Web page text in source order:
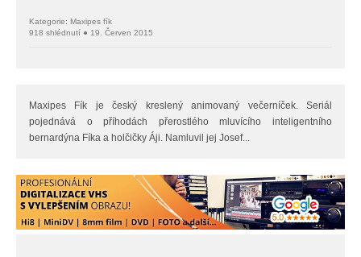
Kategorie: Maxipes fík
918 shlédnutí ● 19. Červen 2015
Maxipes Fík je český kreslený animovaný večerníček. Seriál
pojednává o příhodách přerostlého mluvícího inteligentního
bernardýna Fíka a holčičky Áji. Namluvil jej Josef...